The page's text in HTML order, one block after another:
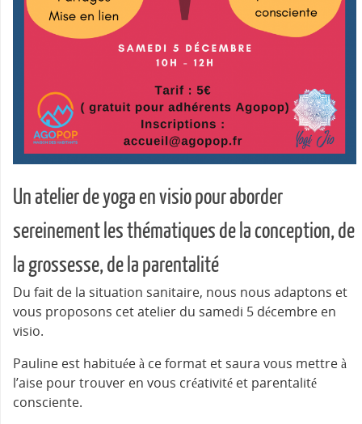
Un atelier de yoga en visio pour aborder
sereinement les thématiques de la conception, de
la grossesse, de la parentalité
Du fait de la situation sanitaire, nous nous adaptons et
vous proposons cet atelier du samedi 5 décembre en
visio.
Pauline est habituée à ce format et saura vous mettre à
l’aise pour trouver en vous créativité et parentalité
consciente.